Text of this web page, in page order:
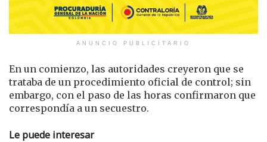
ANUNCIO PUBLICITARIO
En un comienzo, las autoridades creyeron que se
trataba de un procedimiento oficial de control; sin
embargo, con el paso de las horas confirmaron que
correspondía a un secuestro.
Le puede interesar